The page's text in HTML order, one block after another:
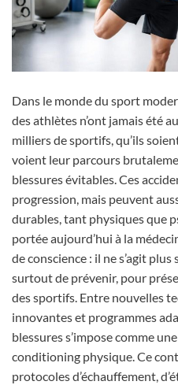
Dans le monde du sport
des athlètes n’ont jamais été
milliers de sportifs, qu’ils
voient leur parcours
blessures évitables. Ces
progression, mais peuvent
durables, tant physiques que
portée aujourd’hui à la
de conscience : il ne s’agit
surtout de prévenir, pour
des sportifs. Entre nouvelles
innovantes et programmes
blessures s’impose comme
conditioning physique. Ce
protocoles d’échauffement,